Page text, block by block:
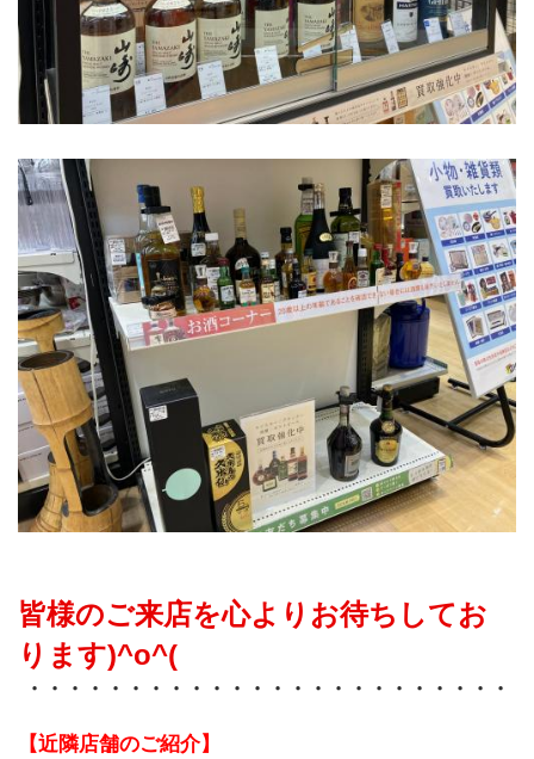
皆様のご来店を心よりお待ちしてお
ります)^o^(
・・・・・・・・・・・・・・・・・・・・・・・・
【近隣店舗のご紹介】